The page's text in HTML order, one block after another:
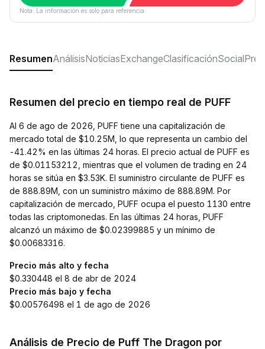
Nota: La información es solo para referencia.
ResumenAnálisisNoticiasExchangeClasificaciónSocial
Resumen del precio en tiempo real de PUFF
Al 6 de ago de 2026, PUFF tiene una capitalización de
mercado total de $10.25M, lo que representa un cambio del
-41.42% en las últimas 24 horas. El precio actual de PUFF es
de $0.01153212, mientras que el volumen de trading en 24
horas se sitúa en $3.53K. El suministro circulante de PUFF es
de 888.89M, con un suministro máximo de 888.89M. Por
capitalización de mercado, PUFF ocupa el puesto 1130 entre
todas las criptomonedas. En las últimas 24 horas, PUFF
alcanzó un máximo de $0.02399885 y un mínimo de
$0.00683316.
Precio más alto y fecha
$0.330448 el 8 de abr de 2024
Precio más bajo y fecha
$0.00576498 el 1 de ago de 2026
Análisis de Precio de Puff The Dragon por